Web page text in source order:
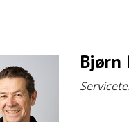
Bjørn